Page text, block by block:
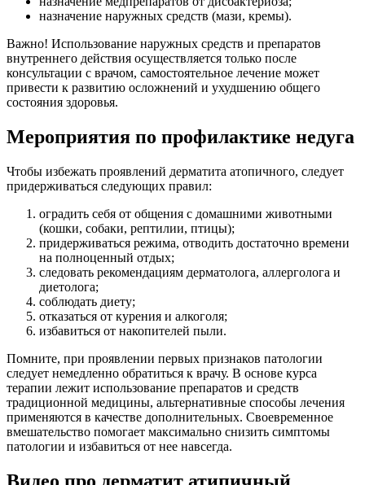
назначение наружных средств (мази, кремы).
Важно! Использование наружных средств и препаратов
внутреннего действия осуществляется только после
консультации с врачом, самостоятельное лечение может
привести к развитию осложнений и ухудшению общего
состояния здоровья.
Мероприятия по профилактике недуга
Чтобы избежать проявлений дерматита атопичного, следует
придерживаться следующих правил:
оградить себя от общения с домашними животными
(кошки, собаки, рептилии, птицы);
придерживаться режима, отводить достаточно времени
на полноценный отдых;
следовать рекомендациям дерматолога, аллерголога и
диетолога;
соблюдать диету;
отказаться от курения и алкоголя;
избавиться от накопителей пыли.
Помните, при проявлении первых признаков патологии
следует немедленно обратиться к врачу. В основе курса
терапии лежит использование препаратов и средств
традиционной медицины, альтернативные способы лечения
применяются в качестве дополнительных. Своевременное
вмешательство помогает максимально снизить симптомы
патологии и избавиться от нее навсегда.
Видео про дерматит атипичный